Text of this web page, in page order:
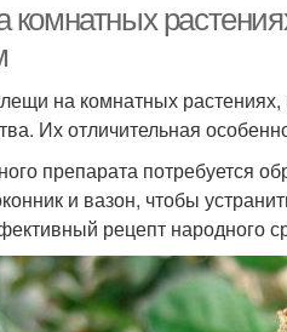
комнатных
на комнатных
Их отличительная
препарата потребуется
и вазон, чтобы
рецепт народного